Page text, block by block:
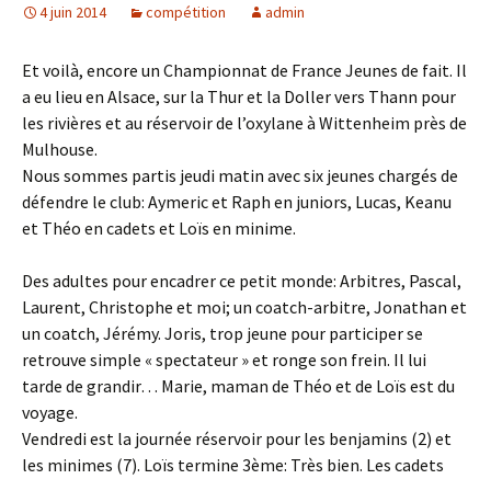
4 juin 2014 compétition admin
Et voilà, encore un Championnat de France Jeunes de fait. Il
a eu lieu en Alsace, sur la Thur et la Doller vers Thann pour
les rivières et au réservoir de l’oxylane à Wittenheim près de
Mulhouse.
Nous sommes partis jeudi matin avec six jeunes chargés de
défendre le club: Aymeric et Raph en juniors, Lucas, Keanu
et Théo en cadets et Loïs en minime.
Des adultes pour encadrer ce petit monde: Arbitres, Pascal,
Laurent, Christophe et moi; un coatch-arbitre, Jonathan et
un coatch, Jérémy. Joris, trop jeune pour participer se
retrouve simple « spectateur » et ronge son frein. Il lui
tarde de grandir… Marie, maman de Théo et de Loïs est du
voyage.
Vendredi est la journée réservoir pour les benjamins (2) et
les minimes (7). Loïs termine 3ème: Très bien. Les cadets